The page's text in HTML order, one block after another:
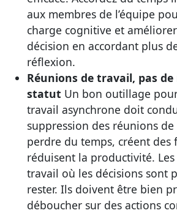
aux membres de l’équipe
charge cognitive et
décision en accordant plus
réflexion.
Réunions de travail, pas
statut Un bon outillage
travail asynchrone doit
suppression des réunions
perdre du temps, créent des
réduisent la productivité.
travail où les décisions sont
rester. Ils doivent être bien
déboucher sur des actions